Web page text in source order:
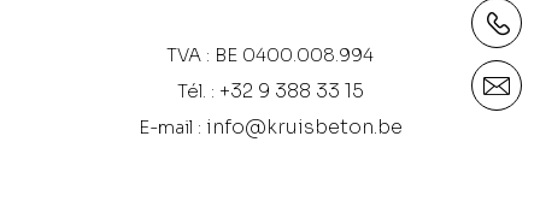
TVA : BE 0400.008.994
Tél. : +32 9 388 33 15
E-mail : info@kruisbeton.be